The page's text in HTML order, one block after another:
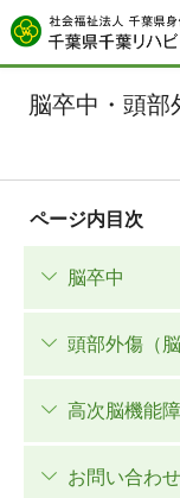
グ
ロ
ー
本
文
へ
ロ
ー
カ
フ
ッ
タ
脳卒中・頭部
ページ内目次
脳卒中
頭部外傷（脳
高次脳機能
お問い合わせ